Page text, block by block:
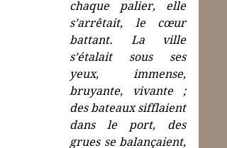
chaque palier, elle
s’arrêtait, le cœur
battant. La ville
s’étalait sous ses
yeux, immense,
bruyante, vivante ;
des bateaux sifflaient
dans le port, des
grues se balançaient,